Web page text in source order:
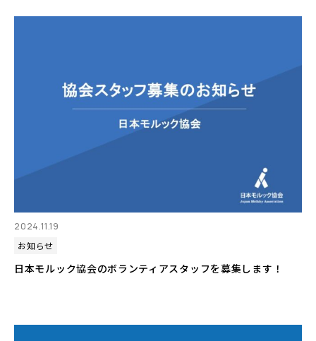
2024.11.19
お知らせ
日本モルック協会のボランティアスタッフを募集します！